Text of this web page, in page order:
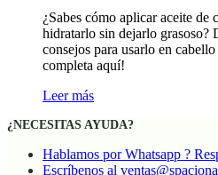
¿Sabes cómo aplicar aceite de
hidratarlo sin dejarlo grasoso?
consejos para usarlo en
completa aquí!
Leer más
¿NECESITAS AYUDA?
Hablamos por Whatsapp ?
Escríbenos al